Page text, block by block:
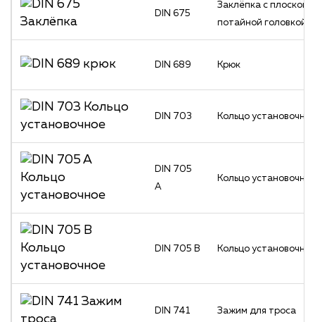
DIN 675
Заклёпка с плоской
потайной головкой
DIN 689 Крюк
DIN 703 Кольцо
DIN 705
A
Кольцо
DIN 705 B Кольцо
DIN 741 Зажим для троса